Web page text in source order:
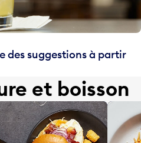
des suggestions à partir
et boisson